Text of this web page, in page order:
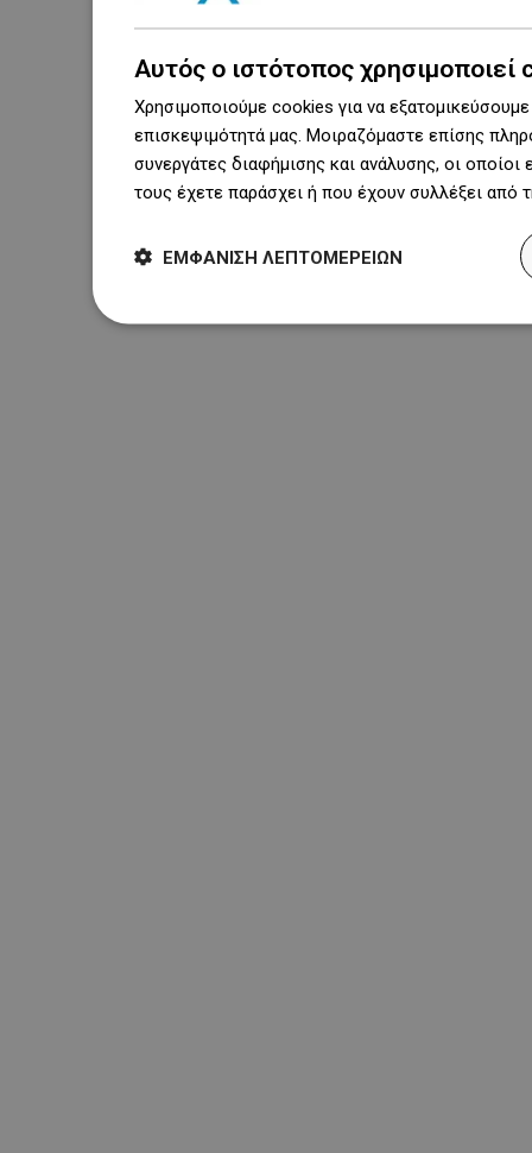
Αυτός ο ιστότοπος χρησιμοποιεί
Χρησιμοποιούμε cookies για να
επισκεψιμότητά μας. Μοιραζόμαστε επίσης
συνεργάτες διαφήμισης και ανάλυσης, οι
τους έχετε παράσχει ή που έχουν συλλέξει
ΕΜΦΆΝΙΣΗ ΛΕΠΤΟΜΕΡΕΙΏΝ